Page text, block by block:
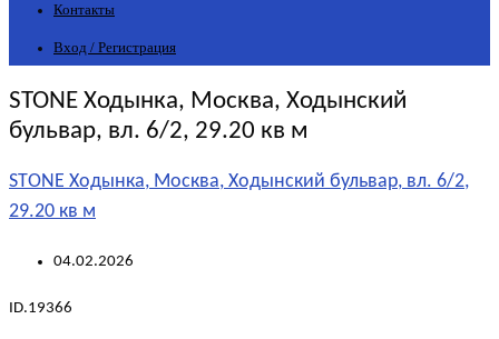
Контакты
Вход / Регистрация
STONE Ходынка, Москва, Ходынский
бульвар, вл. 6/2, 29.20 кв м
STONE Ходынка, Москва, Ходынский бульвар, вл. 6/2,
29.20 кв м
04.02.2026
ID.19366